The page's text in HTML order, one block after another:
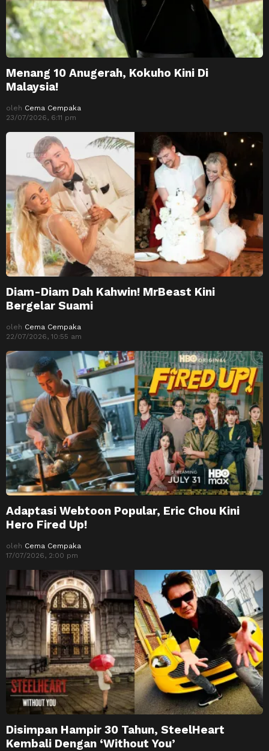
Menang 10 Anugerah, Kokuho Kini Di
Malaysia!
oleh Cema Cempaka
23/07/2026, 6:11 pm
Diam-Diam Dah Kahwin! MrBeast Kini
Bergelar Suami
oleh Cema Cempaka
22/07/2026, 10:55 am
Adaptasi Webtoon Popular, Eric Chou Kini
Hero Fired Up!
oleh Cema Cempaka
17/07/2026, 2:00 pm
Disimpan Hampir 30 Tahun, SteelHeart
Kembali Dengan ‘Without You’